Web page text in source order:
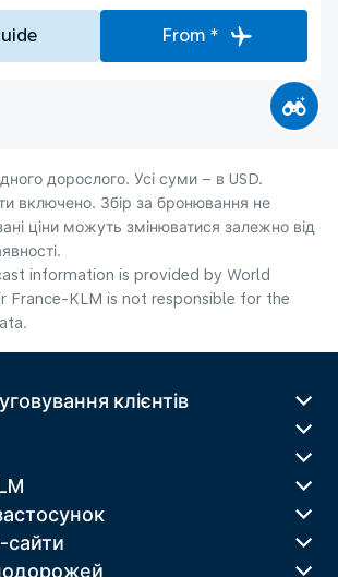
From *
дорослого. Усі суми – в USD.
включено. Збір за бронювання не
ціни можуть змінюватися залежно від
information is provided by World
France-KLM is not responsible for the
клієнтів
сайти